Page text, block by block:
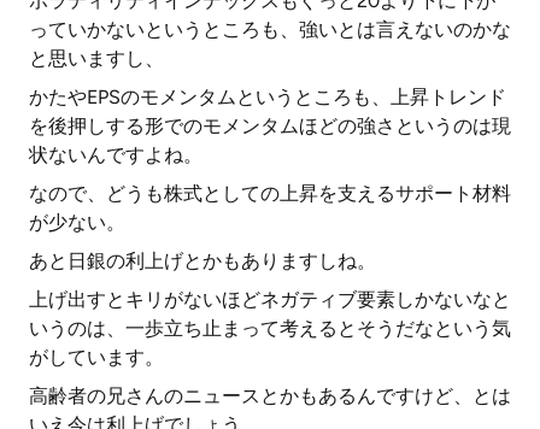
っていかないというところも、強いとは言えないのかな
と思いますし、
かたやEPSのモメンタムというところも、上昇トレンド
を後押しする形でのモメンタムほどの強さというのは現
状ないんですよね。
なので、どうも株式としての上昇を支えるサポート材料
が少ない。
あと日銀の利上げとかもありますしね。
上げ出すとキリがないほどネガティブ要素しかないなと
いうのは、一歩立ち止まって考えるとそうだなという気
がしています。
高齢者の兄さんのニュースとかもあるんですけど、とは